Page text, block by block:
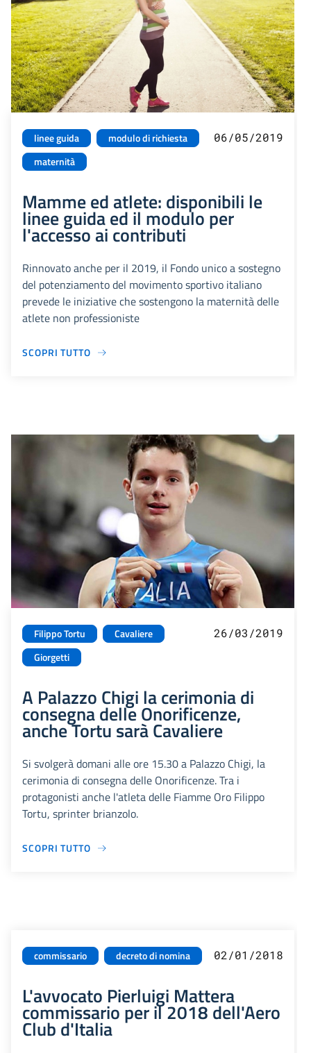
linee guida
modulo di richiesta
maternità
06/05/2019
Mamme ed atlete: disponibili le
linee guida ed il modulo per
l'accesso ai contributi
Rinnovato anche per il 2019, il Fondo unico a sostegno
del potenziamento del movimento sportivo italiano
prevede le iniziative che sostengono la maternità delle
atlete non professioniste
SCOPRI TUTTO
Filippo Tortu
Cavaliere
Giorgetti
26/03/2019
A Palazzo Chigi la cerimonia di
consegna delle Onorificenze,
anche Tortu sarà Cavaliere
Si svolgerà domani alle ore 15.30 a Palazzo Chigi, la
cerimonia di consegna delle Onorificenze. Tra i
protagonisti anche l'atleta delle Fiamme Oro Filippo
Tortu, sprinter brianzolo.
SCOPRI TUTTO
commissario decreto di nomina 02/01/2018
L'avvocato Pierluigi Mattera
commissario per il 2018 dell'Aero
Club d'Italia